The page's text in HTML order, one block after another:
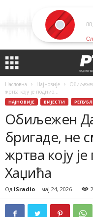
Насловна Најновије
жртва коју је поднио...
НАЈНОВИЈЕ ВИЈЕСТИ
Обиљежен
бригаде, не
жртва коју
Хаџића
Од ISradio - мај 24, 2026